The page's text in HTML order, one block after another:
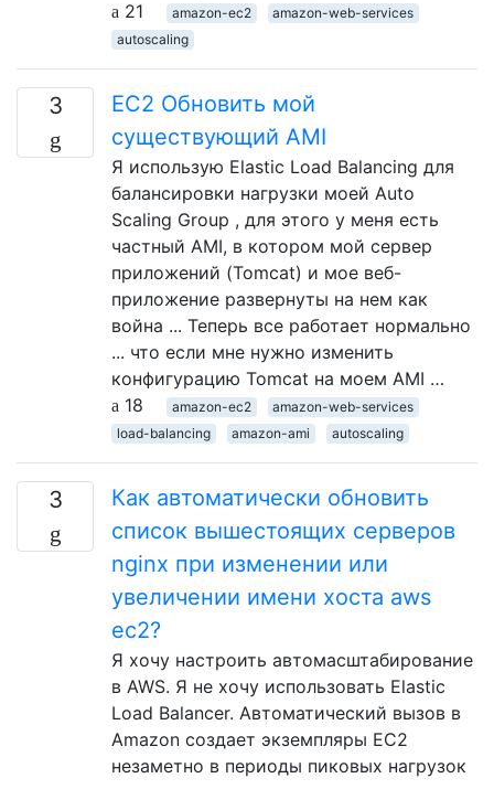
21
amazon-ec2
amazon-web-services
autoscaling
3
EC2 Обновить мой
существующий AMI
Я использую Elastic Load Balancing для
балансировки нагрузки моей Auto
Scaling Group , для этого у меня есть
частный AMI, в котором мой сервер
приложений (Tomcat) и мое веб-
приложение развернуты на нем как
война ... Теперь все работает нормально
... что если мне нужно изменить
конфигурацию Tomcat на моем AMI …
18
amazon-ec2
amazon-web-services
load-balancing
amazon-ami autoscaling
3
Как автоматически обновить
список вышестоящих серверов
nginx при изменении или
увеличении имени хоста aws
ec2?
Я хочу настроить автомасштабирование
в AWS. Я не хочу использовать Elastic
Load Balancer. Автоматический вызов в
Amazon создает экземпляры EC2
незаметно в периоды пиковых нагрузок